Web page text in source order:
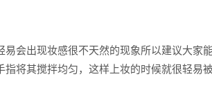
会出现妆感很不天然的现象所以建议大家
将其搅拌均匀，这样上妆的时候就很轻易